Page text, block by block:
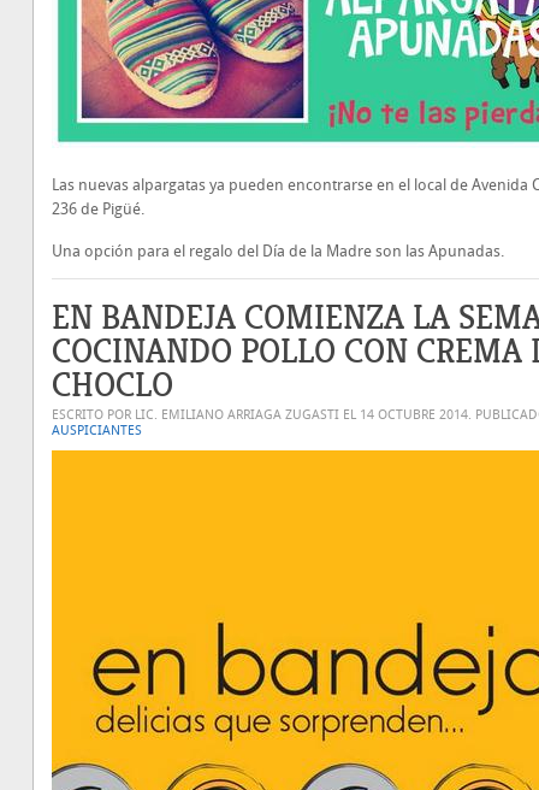
Las nuevas alpargatas ya pueden encontrarse en el local de Avenida
236 de Pigüé.
Una opción para el regalo del Día de la Madre son las Apunadas.
EN BANDEJA COMIENZA LA
COCINANDO POLLO CON CREMA
CHOCLO
ESCRITO POR LIC. EMILIANO ARRIAGA ZUGASTI EL 14 OCTUBRE 2014.
AUSPICIANTES